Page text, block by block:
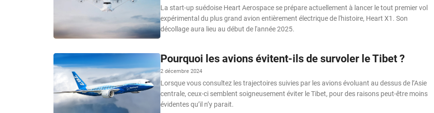
La start-up suédoise Heart Aerospace se prépare actuellement à lancer le tout premier vol
expérimental du plus grand avion entièrement électrique de l'histoire, Heart X1. Son
décollage aura lieu au début de l'année 2025.
Pourquoi les avions évitent-ils de survoler le Tibet ?
2 décembre 2024
Lorsque vous consultez les trajectoires suivies par les avions évoluant au dessus de l’Asie
centrale, ceux-ci semblent soigneusement éviter le Tibet, pour des raisons peut-être moins
évidentes qu’il n’y parait.